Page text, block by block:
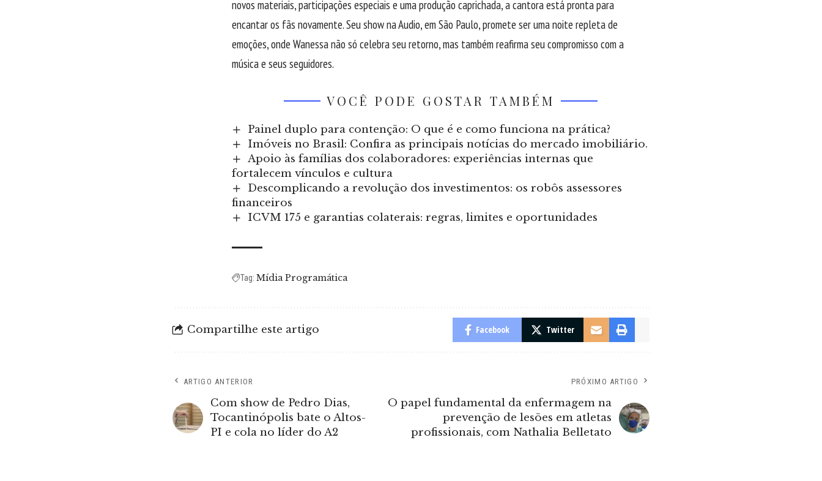
novos materiais, participações especiais e uma produção caprichada, a cantora está pronta para
encantar os fãs novamente. Seu show na Audio, em São Paulo, promete ser uma noite repleta de
emoções, onde Wanessa não só celebra seu retorno, mas também reafirma seu compromisso com a
música e seus seguidores.
VOCÊ PODE GOSTAR TAMBÉM
Painel duplo para contenção: O que é e como funciona na prática?
Imóveis no Brasil: Confira as principais notícias do mercado imobiliário.
Apoio às famílias dos colaboradores: experiências internas que
fortalecem vínculos e cultura
Descomplicando a revolução dos investimentos: os robôs assessores
financeiros
ICVM 175 e garantias colaterais: regras, limites e oportunidades
Tag: Mídia Programática
Compartilhe este artigo Facebook Twitter
ARTIGO ANTERIOR
Com show de Pedro Dias,
Tocantinópolis bate o Altos-
PI e cola no líder do A2
PRÓXIMO ARTIGO
O papel fundamental da enfermagem na
prevenção de lesões em atletas
profissionais, com Nathalia Belletato